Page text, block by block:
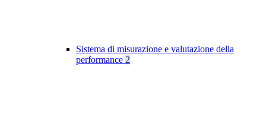
Sistema di misurazione e valutazione della
performance 2